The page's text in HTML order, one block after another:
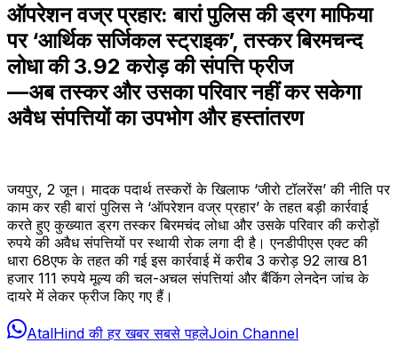
ऑपरेशन वज्र प्रहार: बारां पुलिस की ड्रग माफिया
पर ‘आर्थिक सर्जिकल स्ट्राइक’, तस्कर बिरमचन्द
लोधा की 3.92 करोड़ की संपत्ति फ्रीज
—अब तस्कर और उसका परिवार नहीं कर सकेगा
अवैध संपत्तियों का उपभोग और हस्तांतरण
जयपुर, 2 जून। मादक पदार्थ तस्करों के खिलाफ ‘जीरो टॉलरेंस’ की नीति पर
काम कर रही बारां पुलिस ने ‘ऑपरेशन वज्र प्रहार’ के तहत बड़ी कार्रवाई
करते हुए कुख्यात ड्रग तस्कर बिरमचंद लोधा और उसके परिवार की करोड़ों
रुपये की अवैध संपत्तियों पर स्थायी रोक लगा दी है। एनडीपीएस एक्ट की
धारा 68एफ के तहत की गई इस कार्रवाई में करीब 3 करोड़ 92 लाख 81
हजार 111 रुपये मूल्य की चल-अचल संपत्तियां और बैंकिंग लेनदेन जांच के
दायरे में लेकर फ्रीज किए गए हैं।
AtalHind की हर खबर सबसे पहलेJoin Channel